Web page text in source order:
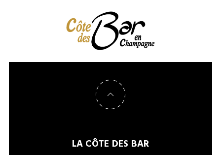
LA CÔTE DES BAR
Retour en haut de page